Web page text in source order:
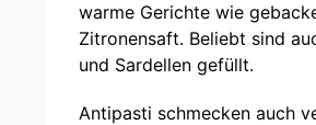
warme Gerichte wie
Zitronensaft. Beliebt sind
und Sardellen gefüllt.
Antipasti schmecken auch